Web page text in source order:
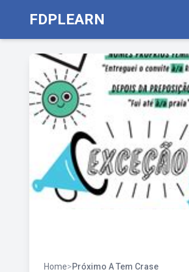
FDPLEARN
Home>Próximo A Tem Crase